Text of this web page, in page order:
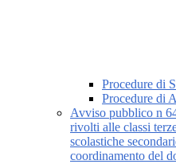
Procedure di
Procedure di
Avviso pubblico n
rivolti alle classi
scolastiche
coordinamento del